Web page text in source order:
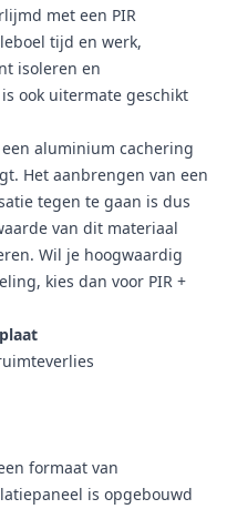
met een PIR
tijd en werk,
isoleren en
ook uitermate geschikt
aluminium cachering
Het aanbrengen van een
tegen te gaan is dus
van dit materiaal
Wil je hoogwaardig
kies dan voor PIR +
formaat van
is opgebouwd